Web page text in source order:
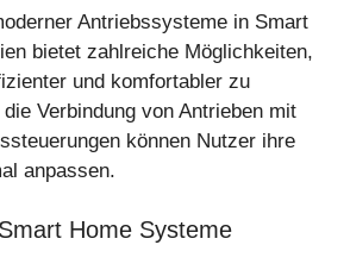
Antriebssysteme in Smart
bietet zahlreiche Möglichkeiten,
und komfortabler zu
Verbindung von Antrieben mit
können Nutzer ihre
anpassen.
Home Systeme